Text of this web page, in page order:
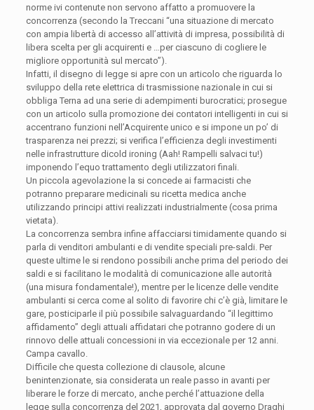
norme ivi contenute non servono affatto a promuovere la
concorrenza (secondo la Treccani “una situazione di mercato
con ampia libertà di accesso all’attività di impresa, possibilità di
libera scelta per gli acquirenti e …per ciascuno di cogliere le
migliore opportunità sul mercato”).
Infatti, il disegno di legge si apre con un articolo che riguarda lo
sviluppo della rete elettrica di trasmissione nazionale in cui si
obbliga Terna ad una serie di adempimenti burocratici; prosegue
con un articolo sulla promozione dei contatori intelligenti in cui si
accentrano funzioni nell’Acquirente unico e si impone un po’ di
trasparenza nei prezzi; si verifica l’efficienza degli investimenti
nelle infrastrutture dicold ironing (Aah! Rampelli salvaci tu!)
imponendo l’equo trattamento degli utilizzatori finali.
Un piccola agevolazione la si concede ai farmacisti che
potranno preparare medicinali su ricetta medica anche
utilizzando principi attivi realizzati industrialmente (cosa prima
vietata).
La concorrenza sembra infine affacciarsi timidamente quando si
parla di venditori ambulanti e di vendite speciali pre-saldi. Per
queste ultime le si rendono possibili anche prima del periodo dei
saldi e si facilitano le modalità di comunicazione alle autorità
(una misura fondamentale!), mentre per le licenze delle vendite
ambulanti si cerca come al solito di favorire chi c’è già, limitare le
gare, posticiparle il più possibile salvaguardando “il legittimo
affidamento” degli attuali affidatari che potranno godere di un
rinnovo delle attuali concessioni in via eccezionale per 12 anni.
Campa cavallo.
Difficile che questa collezione di clausole, alcune
benintenzionate, sia considerata un reale passo in avanti per
liberare le forze di mercato, anche perché l’attuazione della
legge sulla concorrenza del 2021, approvata dal governo Draghi